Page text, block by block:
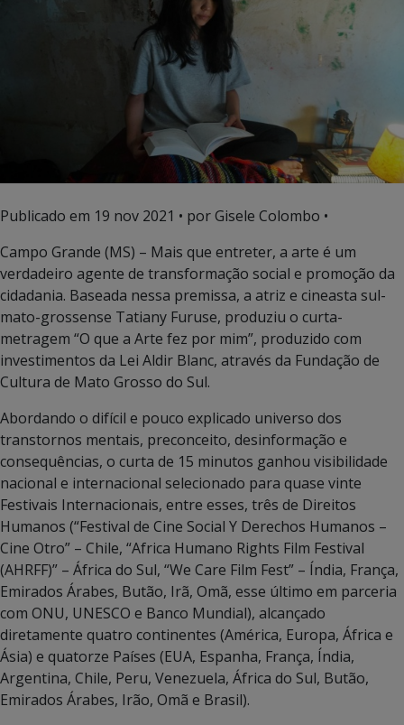
Publicado em 19 nov 2021 • por Gisele Colombo •
Campo Grande (MS) – Mais que entreter, a arte é um
verdadeiro agente de transformação social e promoção da
cidadania. Baseada nessa premissa, a atriz e cineasta sul-
mato-grossense Tatiany Furuse, produziu o curta-
metragem “O que a Arte fez por mim”, produzido com
investimentos da Lei Aldir Blanc, através da Fundação de
Cultura de Mato Grosso do Sul.
Abordando o difícil e pouco explicado universo dos
transtornos mentais, preconceito, desinformação e
consequências, o curta de 15 minutos ganhou visibilidade
nacional e internacional selecionado para quase vinte
Festivais Internacionais, entre esses, três de Direitos
Humanos (“Festival de Cine Social Y Derechos Humanos –
Cine Otro” – Chile, “Africa Humano Rights Film Festival
(AHRFF)” – África do Sul, “We Care Film Fest” – Índia, França,
Emirados Árabes, Butão, Irã, Omã, esse último em parceria
com ONU, UNESCO e Banco Mundial), alcançado
diretamente quatro continentes (América, Europa, África e
Ásia) e quatorze Países (EUA, Espanha, França, Índia,
Argentina, Chile, Peru, Venezuela, África do Sul, Butão,
Emirados Árabes, Irão, Omã e Brasil).